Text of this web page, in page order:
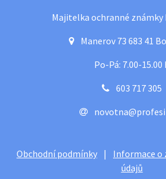
Majitelka ochranné známky
Manerov 73 683 41
Po-Pá: 7.00-15.00
603 717 305
Obchodní podmínky |
Informace o
údajů